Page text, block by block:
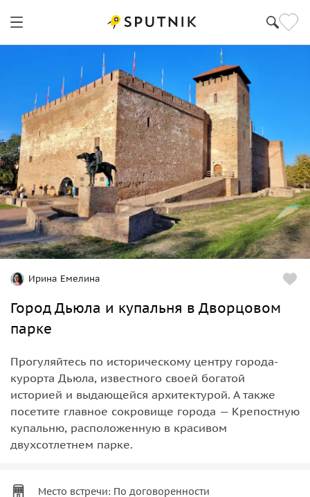
Ирина Емелина
Город Дьюла и купальня в Дворцовом
парке
Прогуляйтесь по историческому центру города-
курорта Дьюла, известного своей богатой
историей и выдающейся архитектурой. А также
посетите главное сокровище города — Крепостную
купальню, расположенную в красивом
двухсотлетнем парке.
Место встречи: По договоренности